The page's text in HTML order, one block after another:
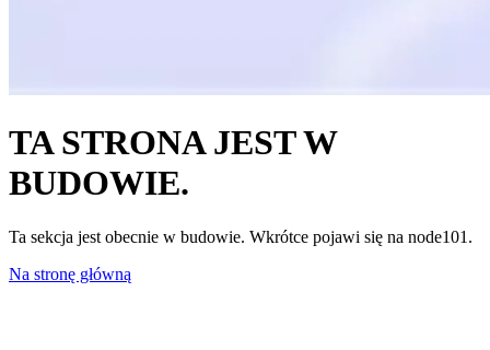
TA STRONA JEST W
BUDOWIE.
Ta sekcja jest obecnie w budowie. Wkrótce pojawi się na node101.
Na stronę główną